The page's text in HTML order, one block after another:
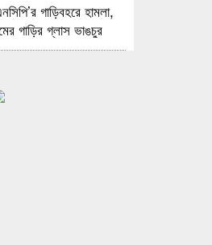
গাড়িবহরে হামলা,
গাড়ির গ্লাস ভাঙচুর